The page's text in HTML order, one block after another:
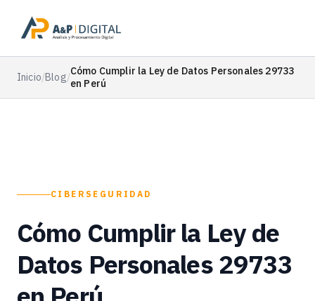
Inicio/Blog/Cómo Cumplir la Ley de Datos Personales 29733
en Perú
CIBERSEGURIDAD
Cómo Cumplir la Ley de
Datos Personales 29733